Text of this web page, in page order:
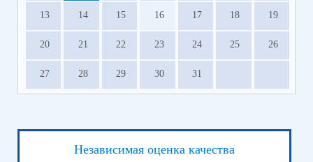
13 14 15 16 17 18 19
20 21 22 23 24 25 26
27 28 29 30 31
Независимая оценка качества